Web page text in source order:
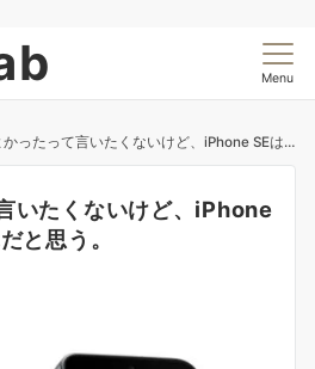
Menu
たって言いたくないけど、iPhone SEは最高のスマホだと思う。
いたくないけど、iPhone
と思う。